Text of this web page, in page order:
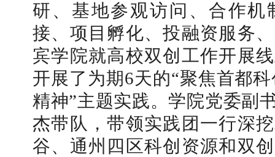
研、基地参观访问、合作机
接、项目孵化、投融资服务
宾学院就高校双创工作开展
开展了为期6天的“聚焦首都
精神”主题实践。学院党委副
杰带队，带领实践团一行深
谷、通州四区科创资源和双